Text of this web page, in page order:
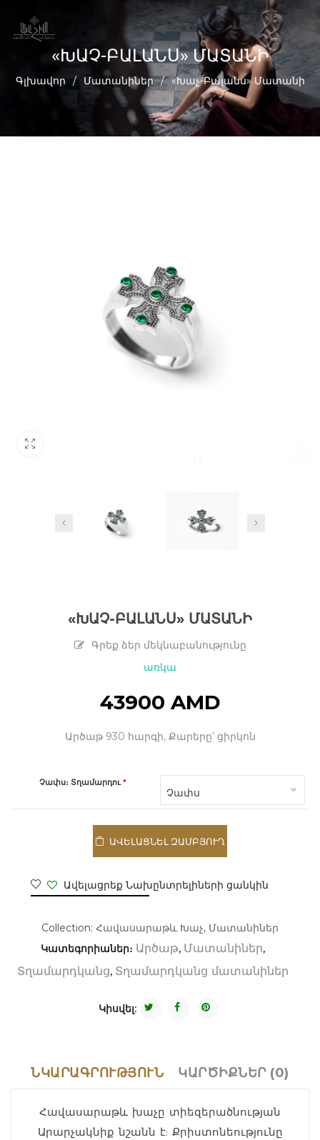
«ԽԱՉ-ԲԱԼԱՆՍ» ՄԱՏԱՆԻ
Գլխավոր / Մատանիներ / «Խաչ-Բալանս» Մատանի
«ԽԱՉ-ԲԱԼԱՆՍ» ՄԱՏԱՆԻ
Գրեք ձեր մեկնաբանությունը
առկա
43900 AMD
Արծաթ 930 հարգի, Քարերը՝ ցիրկոն
Չափս։ Տղամարդու*
ԱՎԵԼԱՑՆԵԼ ԶԱՄԲՅՈՒՂ
Ավելացրեք Նախընտրելիների ցանկին
Collection: Հավասարաթև Խաչ, Մատանիներ
Կատեգորիաներ։ Արծաթ, Մատանիներ,
Տղամարդկանց, Տղամարդկանց մատանիներ
Կիսվել:
ՆԿԱՐԱԳՐՈՒԹՅՈՒՆ ԿԱՐԾԻՔՆԵՐ (0)
Հավասարաթև խաչը տիեզերածնության
Արարչակնիք նշանն է: Քրիստոնեությունը